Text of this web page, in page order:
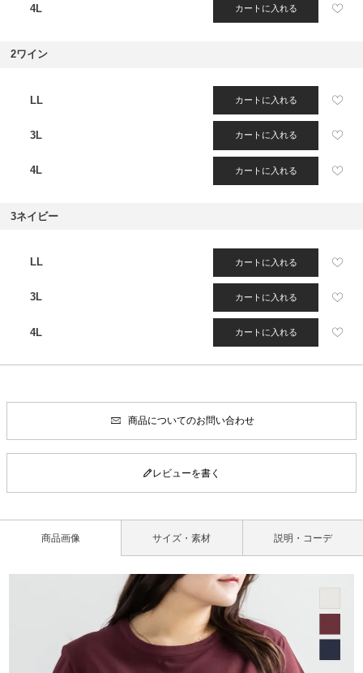
4L カートに入れる
2ワイン
LL カートに入れる
3L カートに入れる
4L カートに入れる
3ネイビー
LL カートに入れる
3L カートに入れる
4L カートに入れる
商品についてのお問い合わせ
レビューを書く
商品画像 サイズ・素材 説明・コーデ